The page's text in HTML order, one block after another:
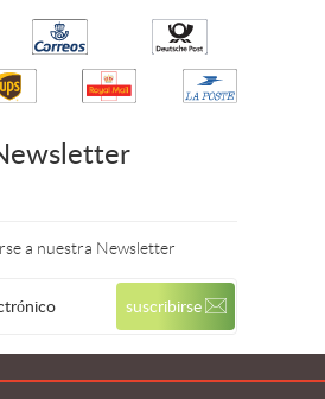
a nuestra Newsletter
© 2026